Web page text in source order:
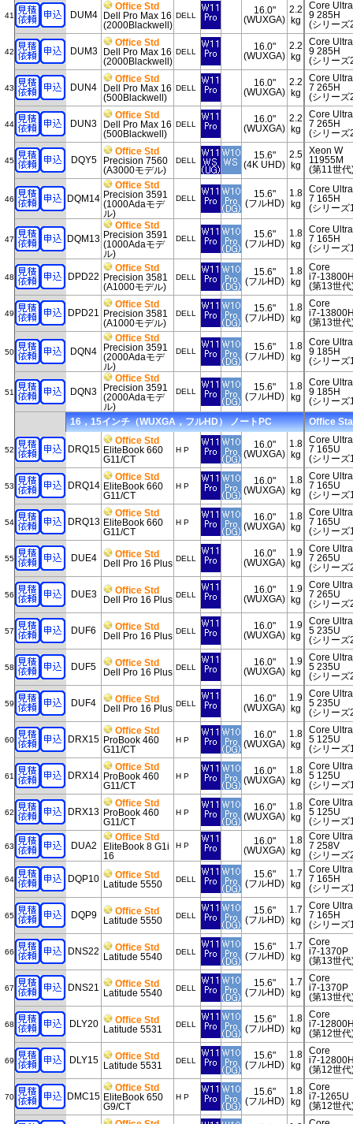
41 DUM4
Office Std
Dell Pro Max 16
(2000Blackwell)
DELL
16.0"
(WUXGA)
2.2
kg
Core Ultra
9 285H
(シリーズ
42 DUM3
Office Std
Dell Pro Max 16
(2000Blackwell)
DELL
16.0"
(WUXGA)
2.2
kg
Core Ultra
9 285H
(シリーズ
43 DUN4
Office Std
Dell Pro Max 16
(500Blackwell)
DELL
16.0"
(WUXGA)
2.2
kg
Core Ultra
7 265H
(シリーズ
44 DUN3
Office Std
Dell Pro Max 16
(500Blackwell)
DELL
16.0"
(WUXGA)
2.2
kg
Core Ultra
7 265H
(シリーズ
45 DQY5
Office Std
Precision 7560
(A3000モデル)
DELL
15.6"
(4K UHD)
2.5
kg
Xeon W
11955M
(第11世代
46 DQM14
Office Std
Precision 3591
(1000Adaモデ
ル)
DELL
15.6"
(フルHD)
1.8
kg
Core Ultra
7 165H
(シリーズ
47 DQM13
Office Std
Precision 3591
(1000Adaモデ
ル)
DELL
15.6"
(フルHD)
1.8
kg
Core Ultra
7 165H
(シリーズ
48 DPD22
Office Std
Precision 3581
(A1000モデル)
DELL
15.6"
(フルHD)
1.8
kg
Core
i7-
(第13世代
49 DPD21
Office Std
Precision 3581
(A1000モデル)
DELL
15.6"
(フルHD)
1.8
kg
Core
i7-
(第13世代
50 DQN4
Office Std
Precision 3591
(2000Adaモデ
ル)
DELL
15.6"
(フルHD)
1.8
kg
Core Ultra
9 185H
(シリーズ
51 DQN3
Office Std
Precision 3591
(2000Adaモデ
ル)
DELL
15.6"
(フルHD)
1.8
kg
Core Ultra
9 185H
(シリーズ
16，15インチ（WUXGA，フルHD） ノートPC
Office
52 DRQ15
Office Std
EliteBook 660
G11/CT
H P
16.0"
(WUXGA)
1.8
kg
Core Ultra
7 165U
(シリーズ
53 DRQ14
Office Std
EliteBook 660
G11/CT
H P
16.0"
(WUXGA)
1.8
kg
Core Ultra
7 165U
(シリーズ
54 DRQ13
Office Std
EliteBook 660
G11/CT
H P
16.0"
(WUXGA)
1.8
kg
Core Ultra
7 165U
(シリーズ
55 DUE4
Office Std
Dell Pro 16 Plus DELL
16.0"
(WUXGA)
1.9
kg
Core Ultra
7 265U
(シリーズ
56 DUE3
Office Std
Dell Pro 16 Plus DELL
16.0"
(WUXGA)
1.9
kg
Core Ultra
7 265U
(シリーズ
57 DUF6
Office Std
Dell Pro 16 Plus DELL
16.0"
(WUXGA)
1.9
kg
Core Ultra
5 235U
(シリーズ
58 DUF5
Office Std
Dell Pro 16 Plus DELL
16.0"
(WUXGA)
1.9
kg
Core Ultra
5 235U
(シリーズ
59 DUF4
Office Std
Dell Pro 16 Plus DELL
16.0"
(WUXGA)
1.9
kg
Core Ultra
5 235U
(シリーズ
60 DRX15
Office Std
ProBook 460
G11/CT
H P
16.0"
(WUXGA)
1.8
kg
Core Ultra
5 125U
(シリーズ
61 DRX14
Office Std
ProBook 460
G11/CT
H P
16.0"
(WUXGA)
1.8
kg
Core Ultra
5 125U
(シリーズ
62 DRX13
Office Std
ProBook 460
G11/CT
H P
16.0"
(WUXGA)
1.8
kg
Core Ultra
5 125U
(シリーズ
63 DUA2
Office Std
EliteBook 8 G1i
16
H P
16.0"
(WUXGA)
1.8
kg
Core Ultra
7 258V
(シリーズ
64 DQP10
Office Std
Latitude 5550
DELL
15.6"
(フルHD)
1.7
kg
Core Ultra
7 165H
(シリーズ
65 DQP9
Office Std
Latitude 5550
DELL
15.6"
(フルHD)
1.7
kg
Core Ultra
7 165H
(シリーズ
66 DNS22
Office Std
Latitude 5540
DELL
15.6"
(フルHD)
1.7
kg
Core
i7-1370P
(第13世代
67 DNS21
Office Std
Latitude 5540
DELL
15.6"
(フルHD)
1.7
kg
Core
i7-1370P
(第13世代
68 DLY20
Office Std
Latitude 5531
DELL
15.6"
(フルHD)
1.8
kg
Core
i7-
(第12世代
69 DLY15
Office Std
Latitude 5531
DELL
15.6"
(フルHD)
1.8
kg
Core
i7-
(第12世代
70 DMC15
Office Std
EliteBook 650
G9/CT
H P
15.6"
(フルHD)
1.8
kg
Core
i7-1265U
(第12世代